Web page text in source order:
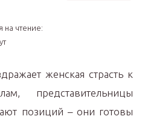
на чтение:
женская страсть к
представительницы
позиций – они готовы